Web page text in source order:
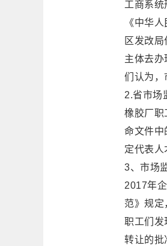
工商系统
《中华
区发改
主体去办
们认为，
2.省市场
橡胶厂职
命文件中
定代表人
3、市场
2017年
范》规定
职工们发
转让的批